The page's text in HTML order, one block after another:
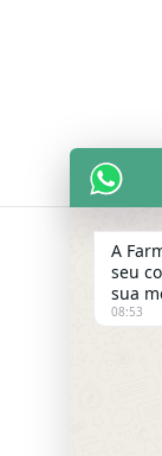
A
seu
sua
08:53